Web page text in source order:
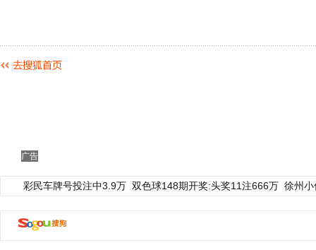
广告
彩民车牌号投注中3.9万 双色球148期开奖:头奖11注666万 徐州